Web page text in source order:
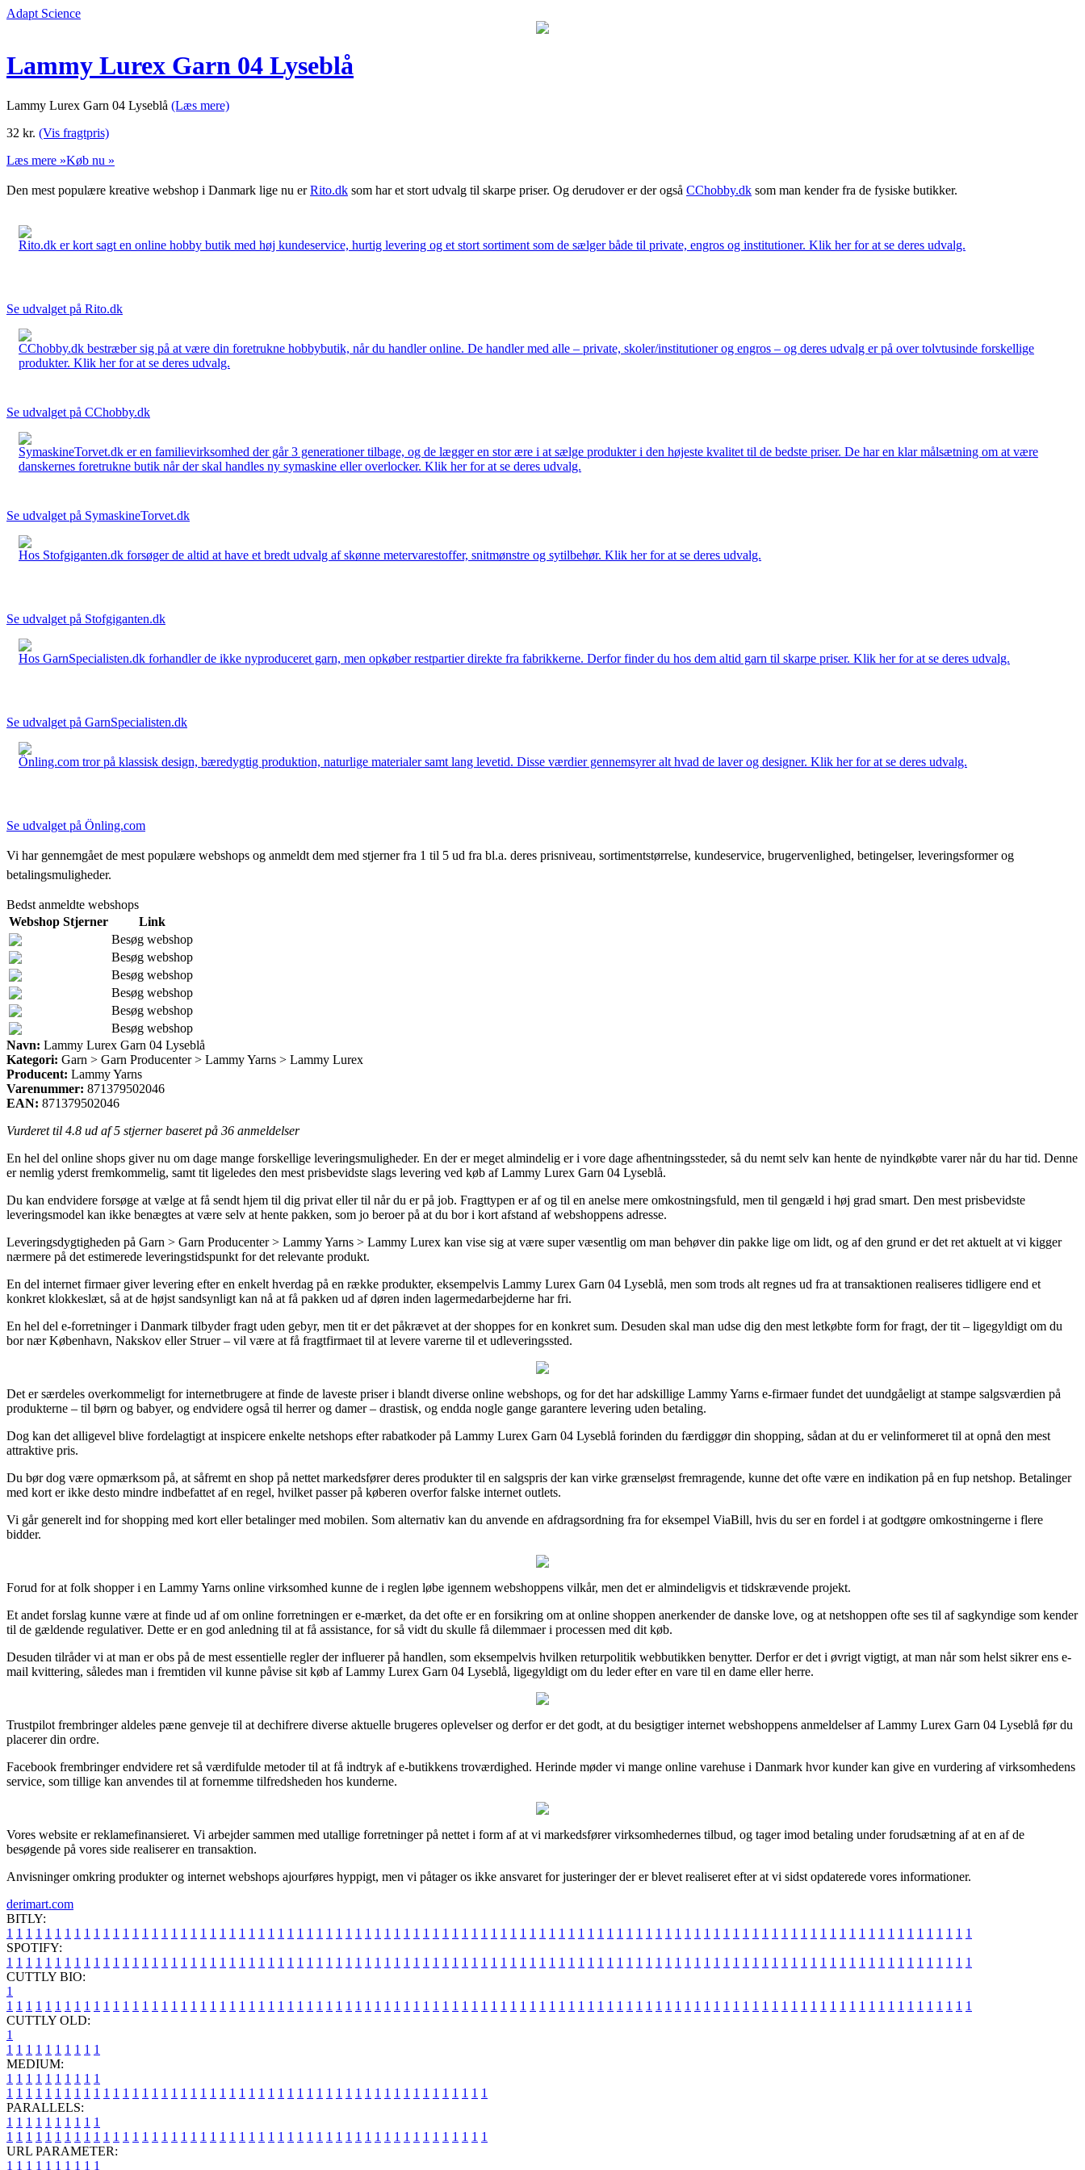
Adapt Science
Lammy Lurex Garn 04 Lyseblå
Lammy Lurex Garn 04 Lyseblå (Læs mere)
32 kr. (Vis fragtpris)
Læs mere »Køb nu »
Den mest populære kreative webshop i Danmark lige nu erRito.dk som har et stort udvalg til skarpe priser. Og derudover er der også CChobby.dk som man kender fra de fysiske butikker.
Rito.dk er kort sagt en online hobby butik med høj kundeservice, hurtig levering og et stort sortiment som de sælger både til private, engros og institutioner. Klik her for at se deres udvalg.
Se udvalget på Rito.dk
CChobby.dk bestræber sig på at være din foretrukne hobbybutik, når du handler online. De handler med alle – private, skoler/institutioner og engros – og deres udvalg er på over tolvtusinde forskellige
produkter. Klik her for at se deres udvalg.
Se udvalget på CChobby.dk
SymaskineTorvet.dk er en familievirksomhed der går 3 generationer tilbage, og de lægger en stor ære i at sælge produkter i den højeste kvalitet til de bedste priser. De har en klar målsætning om at være
danskernes foretrukne butik når der skal handles ny symaskine eller overlocker. Klik her for at se deres udvalg.
Se udvalget på SymaskineTorvet.dk
Hos Stofgiganten.dk forsøger de altid at have et bredt udvalg af skønne metervarestoffer, snitmønstre og sytilbehør. Klik her for at se deres udvalg.
Se udvalget på Stofgiganten.dk
Hos GarnSpecialisten.dk forhandler de ikke nyproduceret garn, men opkøber restpartier direkte fra fabrikkerne. Derfor finder du hos dem altid garn til skarpe priser. Klik her for at se deres udvalg.
Se udvalget på GarnSpecialisten.dk
Önling.com tror på klassisk design, bæredygtig produktion, naturlige materialer samt lang levetid. Disse værdier gennemsyrer alt hvad de laver og designer. Klik her for at se deres udvalg.
Se udvalget på Önling.com
Vi har gennemgået de mest populære webshops og anmeldt dem med stjerner fra 1 til 5 ud fra bl.a. deres prisniveau, sortimentstørrelse, kundeservice, brugervenlighed, betingelser, leveringsformer og
betalingsmuligheder.
Bedst anmeldte webshops
Webshop Stjerner
Link
Besøg webshop
Besøg webshop
Besøg webshop
Besøg webshop
Besøg webshop
Besøg webshop
Navn: Lammy Lurex Garn 04 Lyseblå
Kategori: Garn > Garn Producenter > Lammy Yarns > Lammy Lurex
Producent: Lammy Yarns
Varenummer: 871379502046
EAN: 871379502046
Vurderet til 4.8 ud af 5 stjerner baseret på 36 anmeldelser
En hel del online shops giver nu om dage mange forskellige leveringsmuligheder. En der er meget almindelig er i vore dage afhentningssteder, så du nemt selv kan hente de nyindkøbte varer når du har tid. Denne
er nemlig yderst fremkommelig, samt tit ligeledes den mest prisbevidste slags levering ved køb af Lammy Lurex Garn 04 Lyseblå.
Du kan endvidere forsøge at vælge at få sendt hjem til dig privat eller til når du er på job. Fragttypen er af og til en anelse mere omkostningsfuld, men til gengæld i høj grad smart. Den mest prisbevidste
leveringsmodel kan ikke benægtes at være selv at hente pakken, som jo beroer på at du bor i kort afstand af webshoppens adresse.
Leveringsdygtigheden på Garn > Garn Producenter > Lammy Yarns > Lammy Lurex kan vise sig at være super væsentlig om man behøver din pakke lige om lidt, og af den grund er det ret aktuelt at vi kigger
nærmere på det estimerede leveringstidspunkt for det relevante produkt.
En del internet firmaer giver levering efter en enkelt hverdag på en række produkter, eksempelvis Lammy Lurex Garn 04 Lyseblå, men som trods alt regnes ud fra at transaktionen realiseres tidligere end et
konkret klokkeslæt, så at de højst sandsynligt kan nå at få pakken ud af døren inden lagermedarbejderne har fri.
En hel del e-forretninger i Danmark tilbyder fragt uden gebyr, men tit er det påkrævet at der shoppes for en konkret sum. Desuden skal man udse dig den mest letkøbte form for fragt, der tit – ligegyldigt om du
bor nær København, Nakskov eller Struer – vil være at få fragtfirmaet til at levere varerne til et udleveringssted.
Det er særdeles overkommeligt for internetbrugere at finde de laveste priser i blandt diverse online webshops, og for det har adskillige Lammy Yarns e-firmaer fundet det uundgåeligt at stampe salgsværdien på
produkterne – til børn og babyer, og endvidere også til herrer og damer – drastisk, og endda nogle gange garantere levering uden betaling.
Dog kan det alligevel blive fordelagtigt at inspicere enkelte netshops efter rabatkoder på Lammy Lurex Garn 04 Lyseblå forinden du færdiggør din shopping, sådan at du er velinformeret til at opnå den mest
attraktive pris.
Du bør dog være opmærksom på, at såfremt en shop på nettet markedsfører deres produkter til en salgspris der kan virke grænseløst fremragende, kunne det ofte være en indikation på en fup netshop. Betalinger
med kort er ikke desto mindre indbefattet af en regel, hvilket passer på køberen overfor falske internet outlets.
Vi går generelt ind for shopping med kort eller betalinger med mobilen. Som alternativ kan du anvende en afdragsordning fra for eksempel ViaBill, hvis du ser en fordel i at godtgøre omkostningerne i flere
bidder.
Forud for at folk shopper i en Lammy Yarns online virksomhed kunne de i reglen løbe igennem webshoppens vilkår, men det er almindeligvis et tidskrævende projekt.
Et andet forslag kunne være at finde ud af om online forretningen er e-mærket, da det ofte er en forsikring om at online shoppen anerkender de danske love, og at netshoppen ofte ses til af sagkyndige som kender
til de gældende regulativer. Dette er en god anledning til at få assistance, for så vidt du skulle få dilemmaer i processen med dit køb.
Desuden tilråder vi at man er obs på de mest essentielle regler der influerer på handlen, som eksempelvis hvilken returpolitik webbutikken benytter. Derfor er det i øvrigt vigtigt, at man når som helst sikrer ens e-
mail kvittering, således man i fremtiden vil kunne påvise sit køb af Lammy Lurex Garn 04 Lyseblå, ligegyldigt om du leder efter en vare til en dame eller herre.
Trustpilot frembringer aldeles pæne genveje til at dechifrere diverse aktuelle brugeres oplevelser og derfor er det godt, at du besigtiger internet webshoppens anmeldelser af Lammy Lurex Garn 04 Lyseblå før du
placerer din ordre.
Facebook frembringer endvidere ret så værdifulde metoder til at få indtryk af e-butikkens troværdighed. Herinde møder vi mange online varehuse i Danmark hvor kunder kan give en vurdering af virksomhedens
service, som tillige kan anvendes til at fornemme tilfredsheden hos kunderne.
Vores website er reklamefinansieret. Vi arbejder sammen med utallige forretninger på nettet i form af at vi markedsfører virksomhedernes tilbud, og tager imod betaling under forudsætning af at en af de
besøgende på vores side realiserer en transaktion.
Anvisninger omkring produkter og internet webshops ajourføres hyppigt, men vi påtager os ikke ansvaret for justeringer der er blevet realiseret efter at vi sidst opdaterede vores informationer.
derimart.com
BITLY:
1 1 1 1 1 1 1 1 1 1 1 1 1 1 1 1 1 1 1 1 1 1 1 1 1 1 1 1 1 1 1 1 1 1 1 1 1 1 1 1 1 1 1 1 1 1 1 1 1 1 1 1 1 1 1 1 1 1 1 1 1 1 1 1 1 1 1 1 1 1 1 1 1 1 1 1 1 1 1 1 1 1 1 1 1 1 1 1 1 1 1 1 1 1 1 1 1 1 1 1
SPOTIFY:
1 1 1 1 1 1 1 1 1 1 1 1 1 1 1 1 1 1 1 1 1 1 1 1 1 1 1 1 1 1 1 1 1 1 1 1 1 1 1 1 1 1 1 1 1 1 1 1 1 1 1 1 1 1 1 1 1 1 1 1 1 1 1 1 1 1 1 1 1 1 1 1 1 1 1 1 1 1 1 1 1 1 1 1 1 1 1 1 1 1 1 1 1 1 1 1 1 1 1 1
CUTTLY BIO:
1
1 1 1 1 1 1 1 1 1 1 1 1 1 1 1 1 1 1 1 1 1 1 1 1 1 1 1 1 1 1 1 1 1 1 1 1 1 1 1 1 1 1 1 1 1 1 1 1 1 1 1 1 1 1 1 1 1 1 1 1 1 1 1 1 1 1 1 1 1 1 1 1 1 1 1 1 1 1 1 1 1 1 1 1 1 1 1 1 1 1 1 1 1 1 1 1 1 1 1 1
CUTTLY OLD:
1
1 1 1 1 1 1 1 1 1 1
MEDIUM:
1 1 1 1 1 1 1 1 1 1
1 1 1 1 1 1 1 1 1 1 1 1 1 1 1 1 1 1 1 1 1 1 1 1 1 1 1 1 1 1 1 1 1 1 1 1 1 1 1 1 1 1 1 1 1 1 1 1 1 1
PARALLELS:
1 1 1 1 1 1 1 1 1 1
1 1 1 1 1 1 1 1 1 1 1 1 1 1 1 1 1 1 1 1 1 1 1 1 1 1 1 1 1 1 1 1 1 1 1 1 1 1 1 1 1 1 1 1 1 1 1 1 1 1
URL PARAMETER:
1 1 1 1 1 1 1 1 1 1